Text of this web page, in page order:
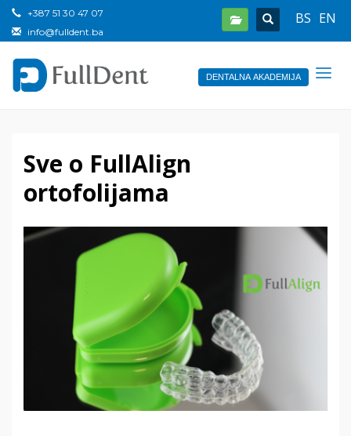
BS EN
+387 51 30 47 07
info@fulldent.ba
DENTALNA AKADEMIJA
Sve o FullAlign
ortofolijama